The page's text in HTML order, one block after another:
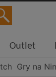
Outlet
Gry na